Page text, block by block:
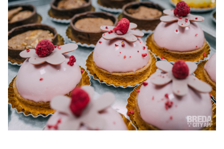
Uitjes & activiteiten
Toeristische routes
Natuurgebieden
Baroniepoorten
Sport
Privacy
Inloggen